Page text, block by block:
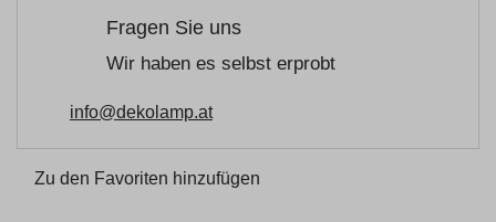
Fragen Sie uns
Wir haben es selbst erprobt
info@dekolamp.at
Zu den Favoriten hinzufügen